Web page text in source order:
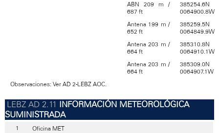
ABN 209 m /
687 ft
385254.6N
0064900.8W
Antena 199 m /
652 ft
385259.5N
0064849.9W
Antena 203 m /
664 ft
385310.8N
0064910.1W
Antena 203 m /
664 ft
385309.0N
0064907.1W
Observaciones: Ver AD 2-LEBZ AOC.
INFORMACIÓN METEOROLÓGICA
SUMINISTRADA
Oficina MET